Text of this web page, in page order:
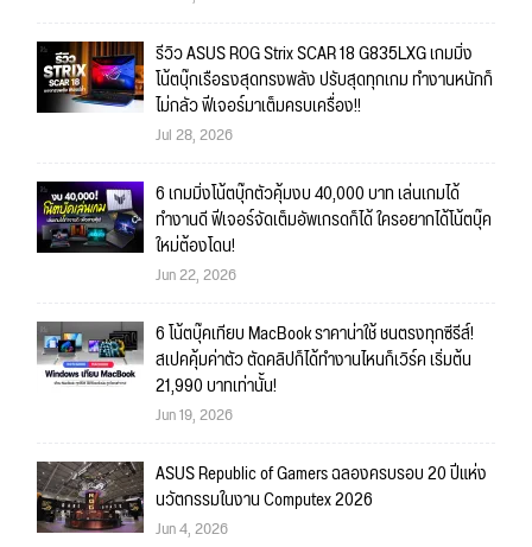
รีวิว ASUS ROG Strix SCAR 18 G835LXG เกมมิ่ง
โน้ตบุ๊กเรือธงสุดทรงพลัง ปรับสุดทุกเกม ทำงานหนักก็
ไม่กลัว ฟีเจอร์มาเต็มครบเครื่อง!!
Jul 28, 2026
6 เกมมิ่งโน้ตบุ๊กตัวคุ้มงบ 40,000 บาท เล่นเกมได้
ทำงานดี ฟีเจอร์จัดเต็มอัพเกรดก็ได้ ใครอยากได้โน้ตบุ๊ค
ใหม่ต้องโดน!
Jun 22, 2026
6 โน้ตบุ๊คเทียบ MacBook ราคาน่าใช้ ชนตรงทุกซีรีส์!
สเปคคุ้มค่าตัว ตัดคลิปก็ได้ทำงานไหนก็เวิร์ค เริ่มต้น
21,990 บาทเท่านั้น!
Jun 19, 2026
ASUS Republic of Gamers ฉลองครบรอบ 20 ปีแห่ง
นวัตกรรมในงาน Computex 2026
Jun 4, 2026